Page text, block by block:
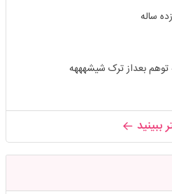
ساله
بعداز ترک شیشهههه
ببینید